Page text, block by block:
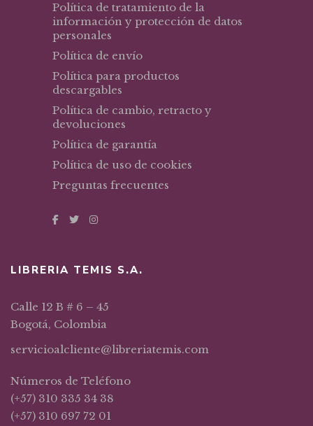
Política de tratamiento de la
información y protección de datos
personales
Política de envío
Política para productos
descargables
Política de cambio, retracto y
devoluciones
Política de garantía
Política de uso de cookies
Preguntas frecuentes
LIBRERIA TEMIS S.A.
Calle 12 B # 6 – 45
Bogotá, Colombia
servicioalcliente@libreriatemis.com
Números de Teléfono
(+57) 310 335 34 38
(+57) 310 697 72 01